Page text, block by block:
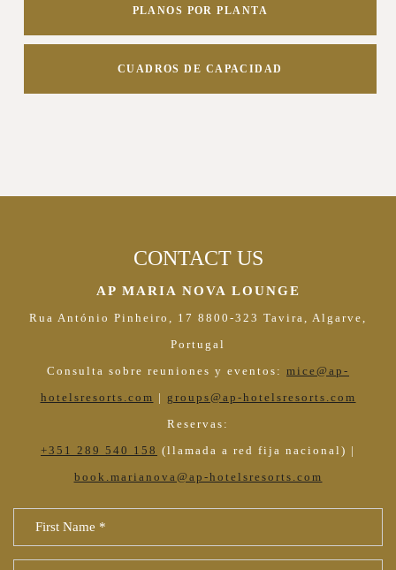
PLANOS POR PLANTA
CUADROS DE CAPACIDAD
CONTACT US
AP MARIA NOVA LOUNGE
Rua António Pinheiro, 17 8800-323 Tavira, Algarve,
Portugal
Consulta sobre reuniones y eventos: mice@ap-
hotelsresorts.com | groups@ap-hotelsresorts.com
Reservas:
+351 289 540 158 (llamada a red fija nacional) |
book.marianova@ap-hotelsresorts.com